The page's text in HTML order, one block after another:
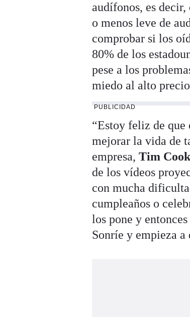
audífonos, es decir,
o menos leve de
comprobar si los
80% de los
pese a los
miedo al alto
PUBLICIDAD
“Estoy feliz de que
mejorar la vida de
empresa, Tim
de los vídeos
con mucha
cumpleaños o
los pone y
Sonríe y empieza